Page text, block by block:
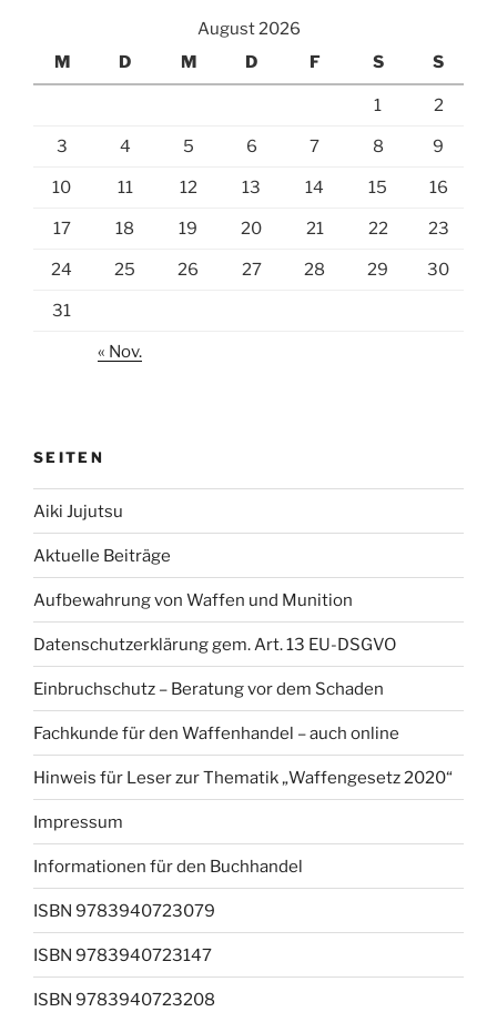
August 2026
M
D M D F S S
1 2
3 4 5 6 7 8 9
10 11 12 13 14 15 16
17 18 19 20 21 22 23
24 25 26 27 28 29 30
31
« Nov.
SEITEN
Aiki Jujutsu
Aktuelle Beiträge
Aufbewahrung von Waffen und Munition
Datenschutzerklärung gem. Art. 13 EU-DSGVO
Einbruchschutz – Beratung vor dem Schaden
Fachkunde für den Waffenhandel – auch online
Hinweis für Leser zur Thematik „Waffengesetz 2020“
Impressum
Informationen für den Buchhandel
ISBN 9783940723079
ISBN 9783940723147
ISBN 9783940723208